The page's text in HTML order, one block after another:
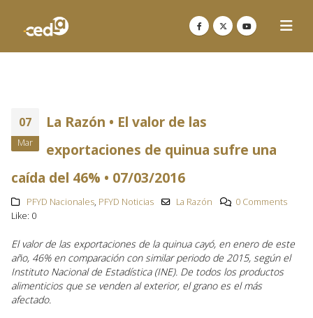
07
Mar
La Razón • El valor de las
exportaciones de quinua sufre una
caída del 46% • 07/03/2016
PFYD Nacionales, PFYD Noticias La Razón
0 Comments
Like: 0
El valor de las exportaciones de la quinua cayó, en enero de este
año, 46% en comparación con similar periodo de 2015, según el
Instituto Nacional de Estadística (INE). De todos los productos
alimenticios que se venden al exterior, el grano es el más
afectado.